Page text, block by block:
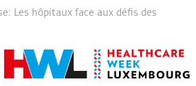
Les hôpitaux face aux défis des